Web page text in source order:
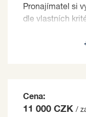
Pronajímatel si
dle vlastních
na základě jím
Cena:
11 000 CZK /